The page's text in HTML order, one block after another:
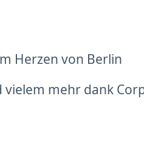
Herzen von Berlin
mehr dank